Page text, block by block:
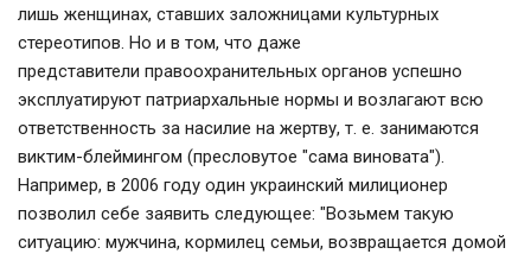
лишь женщинах, ставших заложницами культурных
стереотипов. Но и в том, что даже
представители правоохранительных органов успешно
эксплуатируют патриархальные нормы и возлагают всю
ответственность за насилие на жертву, т. е. занимаются
виктим-блеймингом (пресловутое "сама виновата").
Например, в 2006 году один украинский милиционер
позволил себе заявить следующее: "Возьмем такую
ситуацию: мужчина, кормилец семьи, возвращается домой